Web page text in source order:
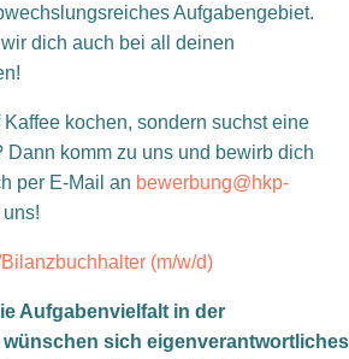
Aufgabengebiet.
dich auch bei all deinen
kochen, sondern suchst eine
Dann komm zu uns und bewirb dich
per E-Mail an bewerbung@hkp-
(m/w/d)
Aufgabenvielfalt in der
sich eigenverantwortliches